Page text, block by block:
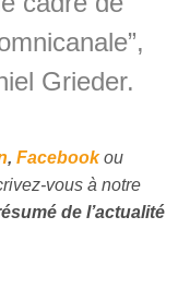
Grieder.
, Facebookou
vous à notre
de l’actualité